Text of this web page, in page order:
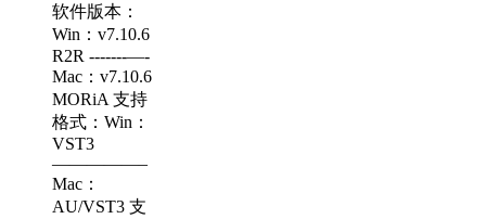
软件版本：
Win：v7.10.6
R2R -------—-
Mac：v7.10.6
MORiA 支持
格式：Win：
VST3
—————–
Mac：
AU/VST3 支